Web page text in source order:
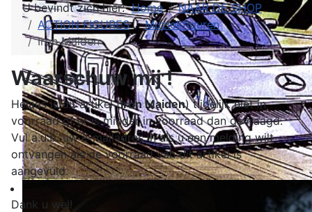
U bevindt zich hier:Home
NAAR DE SHOP
ACTION FIGURES
Muziekfiguren
Iron Maiden
Waarschuw mij !
Helaas is dit artikel (Iron Maiden) tijdelijk niet in
voorraad of er is minder in voorraad dan gevraagd.
Vul a.u.b. uw e-mailadres in als u een melding wilt
ontvangen als de voorraad van dit artikel is
aangevuld.
Dank u wel!